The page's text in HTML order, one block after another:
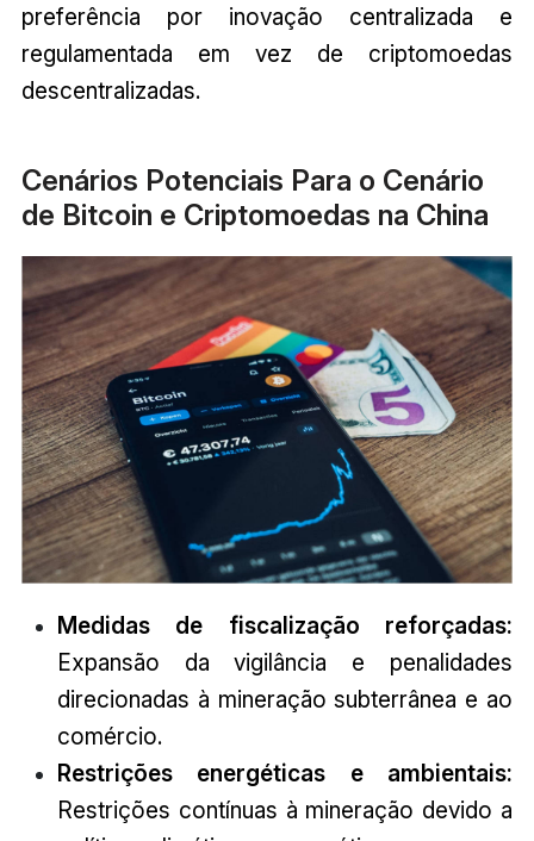
preferência por inovação centralizada e
regulamentada em vez de criptomoedas
descentralizadas.
Cenários Potenciais Para o Cenário
de Bitcoin e Criptomoedas na China
Medidas de fiscalização reforçadas:
Expansão da vigilância e penalidades
direcionadas à mineração subterrânea e ao
comércio.
Restrições energéticas e ambientais:
Restrições contínuas à mineração devido a